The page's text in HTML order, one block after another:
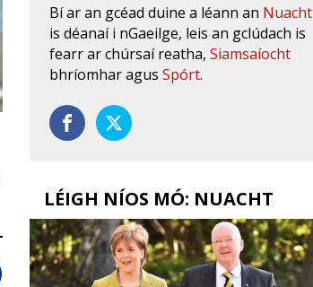
Bí ar an gcéad duine a léann an Nuacht
is déanaí i nGaeilge, leis an gclúdach is
fearr ar chúrsaí reatha,Siamsaíocht
bhríomhar agusSpórt.
LÉIGH NÍOS MÓ: NUACHT